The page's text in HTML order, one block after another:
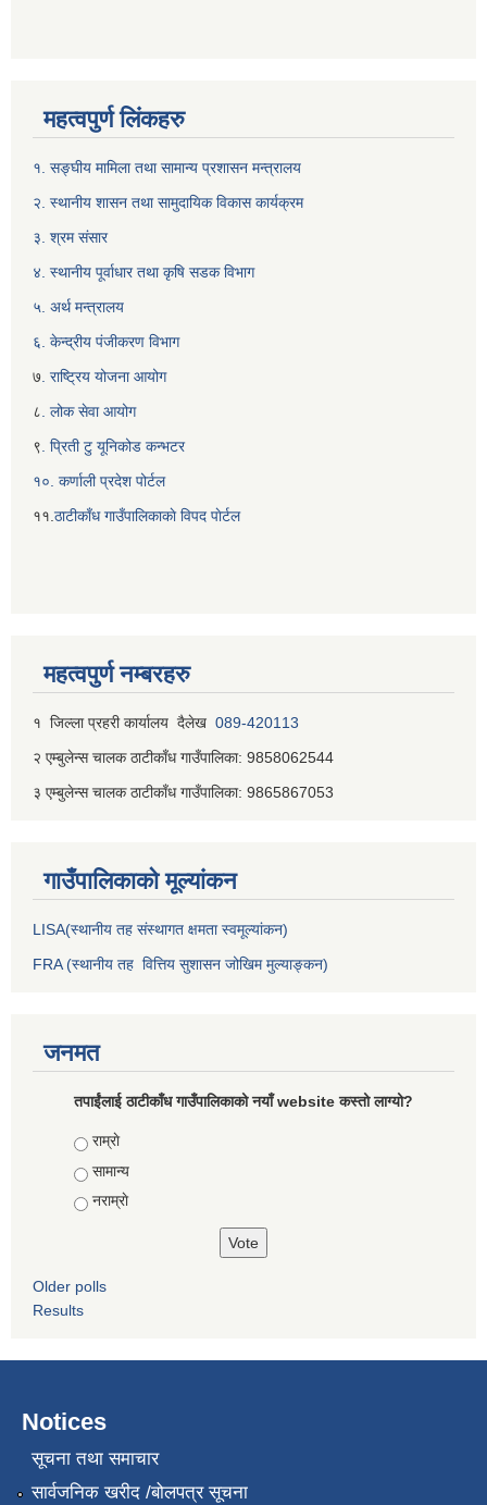
महत्वपुर्ण लिंकहरु
१. सङ्घीय मामिला तथा सामान्य प्रशासन मन्त्रालय
२. स्थानीय शासन तथा सामुदायिक विकास कार्यक्रम
३. श्रम संसार
४. स्थानीय पूर्वाधार तथा कृषि सडक विभाग
५. अर्थ मन्त्रालय
६. केन्द्रीय पंजीकरण विभाग
७. राष्ट्रिय योजना आयोग
८. लोक सेवा आयोग
९. प्रिती टु यूनिकोड कन्भटर
१०. कर्णाली प्रदेश पोर्टल
११.ठाटीकाँध गाउँपालिकाकाे विपद पाेर्टल
महत्वपुर्ण नम्बरहरु
१ जिल्‍ला प्रहरी कार्यालय दैलेख 089-420113
२ एम्बुलेन्स चालक ठाटीकाँध गाउँपालिका: 9858062544
३ एम्बुलेन्स चालक ठाटीकाँध गाउँपालिका: 9865867053
गाउँपालिकाकाे मूल्यांकन
LISA(स्थानीय तह संस्थागत क्षमता स्वमूल्यांकन)
FRA (स्थानीय तह वित्तिय सुशासन जोखिम मुल्याङ्कन)
जनमत
तपाईंलाई ठाटीकाँध गाउँपालिकाको नयाँ website कस्तो लाग्यो?
Choices
राम्राे
सामान्य
नराम्राे
Older polls
Results
Notices
सूचना तथा समाचार
सार्वजनिक खरीद /बोलपत्र सूचना